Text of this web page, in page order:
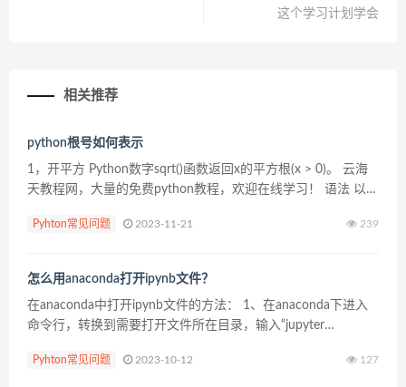
这个学习计划学会
相关推荐
python根号如何表示
1，开平方 Python数字sqrt()函数返回x的平方根(x > 0)。 云海
天教程网，大量的免费python教程，欢迎在线学习！ 语法 以下
Pyhton常见问题 2023-11-21 239
怎么用anaconda打开ipynb文件？
在anaconda中打开ipynb文件的方法： 1、在anaconda下进入
命令行，转换到需要打开文件所在目录，输入“jupyter
可。 更...
Pyhton常见问题 2023-10-12 127